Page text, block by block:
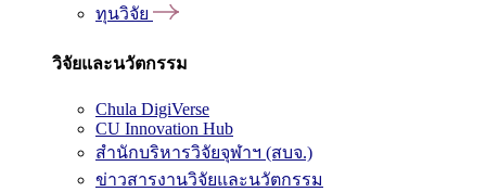
ทุนวิจัย
วิจัยและนวัตกรรม
Chula DigiVerse
CU Innovation Hub
สำนักบริหารวิจัยจุฬาฯ (สบจ.)
ข่าวสารงานวิจัยและนวัตกรรม